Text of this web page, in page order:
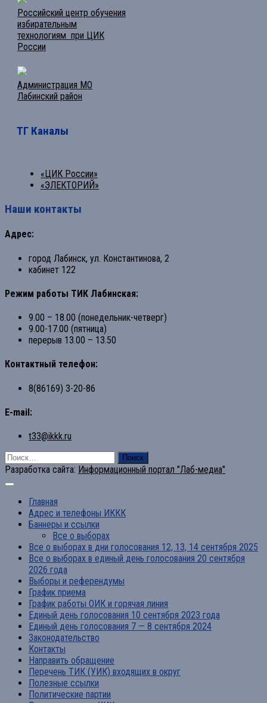
Российский центр обучения
избирательным
технологиям при ЦИК
России
Администрация МО
Лабинский район
ТГ Каналы
«ЦИК России»
«ЭЛЕКТОРИЙ»
Наши контакты
Адрес:
город Лабинск, ул. Константинова, 2
кабинет 122
Режим работы ТИК Лабинская:
9.00 – 18.00 (понедельник-четверг)
9.00-17.00 (пятница)
перерыв 13.00 – 13.50
Контактный телефон:
8(86169) 3-20-86
E-mail:
t33@ikkk.ru
Найти:
Разработка сайта: Информационный портал "Лаб-медиа"
Главная
Адрес и телефоны ИККК
Баннеры и ссылки
Все о выборах
Все о выборах в дни голосования 12, 13, 14 сентября 2025
Все о выборах в единый день голосования 20 сентября
2026 года
Выборы и референдумы
График приема
График работы ОИК и горячая линия
Единый день голосования 10 сентября 2023 года
Единый день голосования 7 — 8 сентября 2024
Законодательство
Контакты
Направить обращение
Перечень ТИК (УИК) входящих в округ
Полезные ссылки
Политические партии